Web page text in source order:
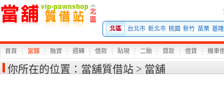
北區 台北市 新北市 桃園 新竹 苗栗 基隆
首頁 當舖 融資 週轉 借款 貼現 二胎 貸款 借貸 機車
你所在的位置： 當舖質借站 > 當舖